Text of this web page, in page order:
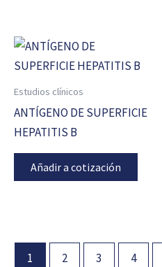
Estudios clínicos
ANTÍGENO DE SUPERFICIE
HEPATITIS B
Añadir a cotización
1 2 3 4